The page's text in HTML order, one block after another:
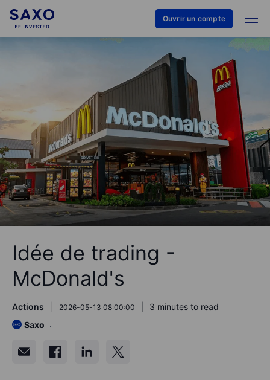
Ouvrir un compte
Idée de trading -
McDonald's
Actions 2026-05-13 08:00:00
3 minutes to read
Saxo